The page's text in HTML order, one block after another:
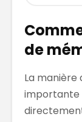
de
La manière
importante